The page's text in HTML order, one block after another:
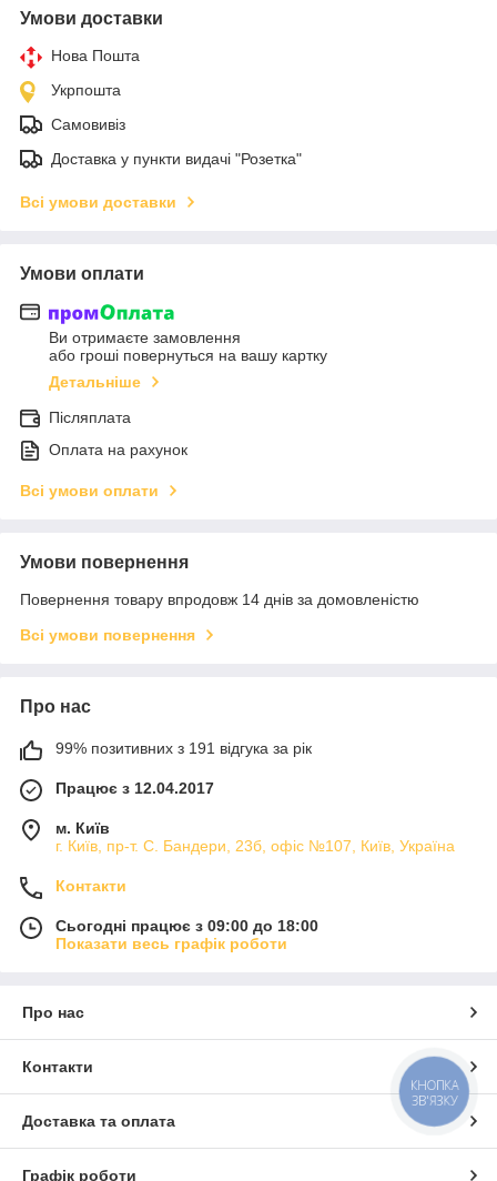
Умови доставки
Нова Пошта
Укрпошта
Самовивіз
Доставка у пункти видачі "Розетка"
Всі умови доставки
Умови оплати
Ви отримаєте замовлення
або гроші повернуться на вашу картку
Детальніше
Післяплата
Оплата на рахунок
Всі умови оплати
Умови повернення
Повернення товару впродовж 14 днів за домовленістю
Всі умови повернення
Про нас
99% позитивних з 191 відгука за рік
Працює з 12.04.2017
м. Київ
г. Київ, пр-т. С. Бандери, 23б, офіс №107, Київ, Україна
Контакти
Сьогодні працює з 09:00 до 18:00
Показати весь графік роботи
Про нас
Контакти
Доставка та оплата
Графік роботи
КНОПКА
ЗВ'ЯЗКУ